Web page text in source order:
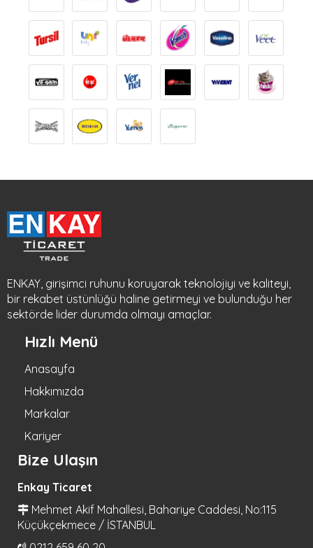
ENKAY, girişimci ruhunu koruyarak teknolojiyi ve kaliteyi,
bir rekabet üstünlüğü haline getirmeyi ve bulunduğu her
sektörde lider durumda olmayı amaçlar.
Hızlı Menü
Anasayfa
Hakkımızda
Markalar
Kariyer
Bize Ulaşın
Enkay Ticaret
Mehmet Akif Mahallesi, Bahariye Caddesi, No:115
Küçükçekmece / İSTANBUL